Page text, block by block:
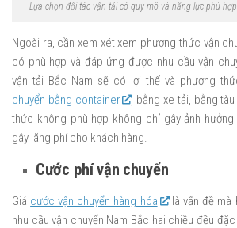
Lựa chọn đối tác vận tải có quy mô và năng lực phù
Ngoài ra, cần xem xét xem phương thức vận
có phù hợp và đáp ứng được nhu cầu vận
vận tải Bắc Nam sẽ có lợi thế và phương
chuyển bằng container
, bằng xe tải, bằng
thức không phù hợp không chỉ gây ảnh
gây lãng phí cho khách hàng.
Cước phí vận chuyển
Giá cước vận chuyển hàng hóa
là vấn đề mà
nhu cầu vận chuyển Nam Bắc hai chiều đều